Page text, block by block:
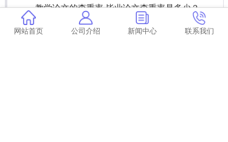
教学论文的查重率 毕业论文查重率是多少？
论文里有别的论文的内容查重 论文查重都查哪
网站首页 公司介绍 新闻中心 联系我们